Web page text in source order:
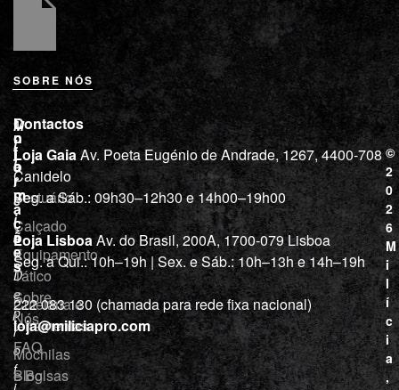
SOBRE NÓS
M
i
l
í
c
i
a
“
D
e
p
r
o
f
L
o
j
a
Vestuário
Calçado
Equipamento
Tático
Cutelaria e
ferramentas
Mochilas
e Bolsas
I
n
f
o
r
m
a
ç
õ
e
s
Sobre
Nós
FAQ
Blog
Contactos
Loja GaiaAv. Poeta Eugénio de Andrade, 1267, 4400-708
Canidelo
Seg. a Sáb.: 09h30–12h30 e 14h00–19h00
Loja LisboaAv. do Brasil, 200A, 1700-079 Lisboa
Seg. a Qui.: 10h–19h | Sex. e Sáb.: 10h–13h e 14h–19h
222 083 130 (chamada para rede fixa nacional)
loja@miliciapro.com
©
2
0
2
6
M
i
l
í
c
i
a
,